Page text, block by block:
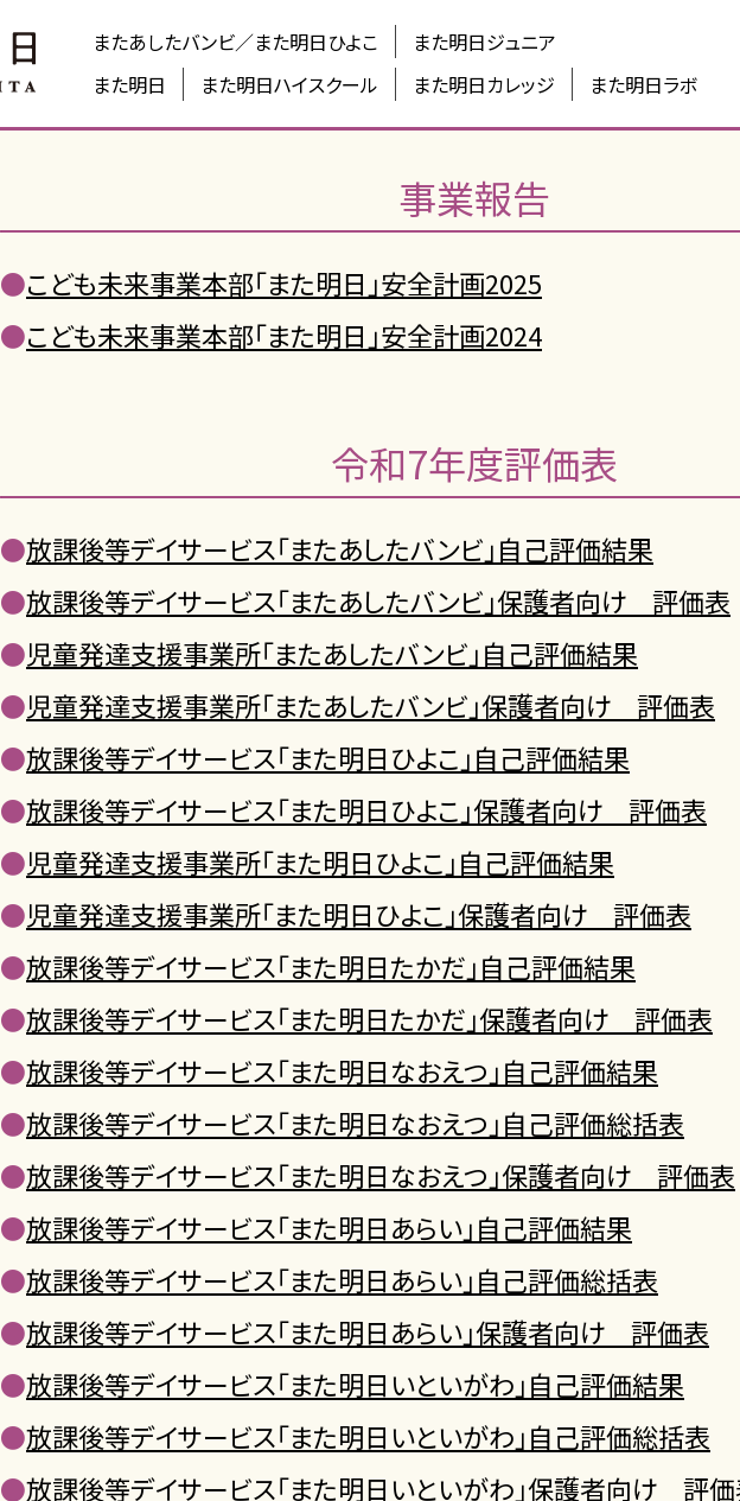
またあしたバンビ／また明日ひよこ
また明日ジュニア
また明日
また明日ハイスクール また明日カレッジ また明日ラボ
事業報告
●こども未来事業本部「また明日」安全計画2025
●こども未来事業本部「また明日」安全計画2024
令和7年度評価表
●放課後等デイサービス「またあしたバンビ」自己評価結果
●放課後等デイサービス「またあしたバンビ」保護者向け 評価表
●児童発達支援事業所「またあしたバンビ」自己評価結果
●児童発達支援事業所「またあしたバンビ」保護者向け 評価表
●放課後等デイサービス「また明日ひよこ」自己評価結果
●放課後等デイサービス「また明日ひよこ」保護者向け 評価表
●児童発達支援事業所「また明日ひよこ」自己評価結果
●児童発達支援事業所「また明日ひよこ」保護者向け 評価表
●放課後等デイサービス「また明日たかだ」自己評価結果
●放課後等デイサービス「また明日たかだ」保護者向け 評価表
●放課後等デイサービス「また明日なおえつ」自己評価結果
●放課後等デイサービス「また明日なおえつ」自己評価総括表
●放課後等デイサービス「また明日なおえつ」保護者向け 評価表
●放課後等デイサービス「また明日あらい」自己評価結果
●放課後等デイサービス「また明日あらい」自己評価総括表
●放課後等デイサービス「また明日あらい」保護者向け 評価表
●放課後等デイサービス「また明日いといがわ」自己評価結果
●放課後等デイサービス「また明日いといがわ」自己評価総括表
●放課後等デイサービス「また明日いといがわ」保護者向け 評